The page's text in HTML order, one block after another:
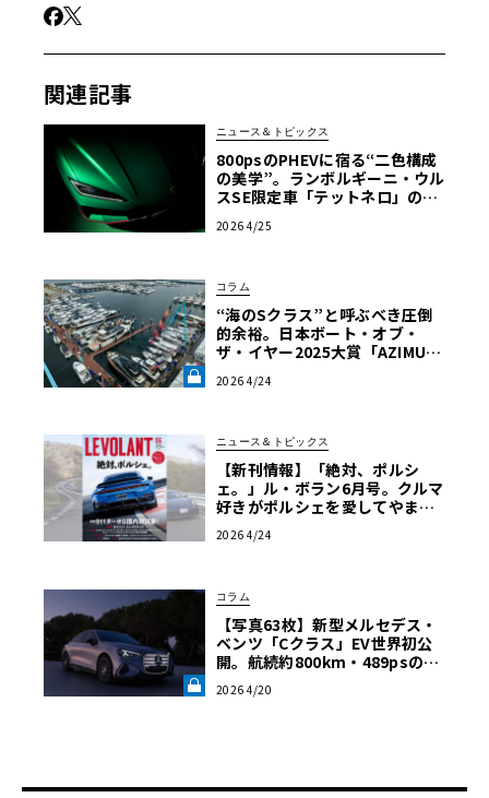
関連記事
ニュース＆トピックス
800psのPHEVに宿る“二色構成
の美学”。ランボルギーニ・ウル
スSE限定車「テットネロ」の全
2026 4/25
コラム
“海のSクラス”と呼ぶべき圧倒
的余裕。日本ボート・オブ・
ザ・イヤー2025大賞「AZIMUT
ム】《LE VOLANT LAB》
2026 4/24
ニュース＆トピックス
【新刊情報】「絶対、ポルシ
ェ。」ル・ボラン6月号。クルマ
好きがポルシェを愛してやまな
2026 4/24
コラム
【写真63枚】新型メルセデス・
ベンツ「Cクラス」EV世界初公
開。航続約800km・489psの実
た“EVのリアル”《LE VOLANT
2026 4/20